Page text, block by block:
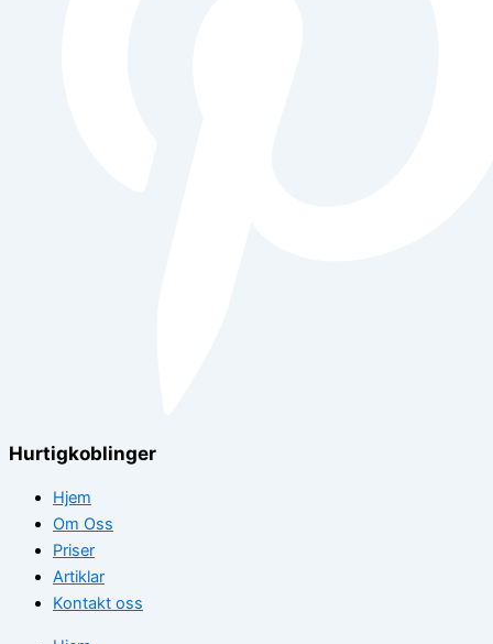
Hurtigkoblinger
Hjem
Om Oss
Priser
Artiklar
Kontakt oss